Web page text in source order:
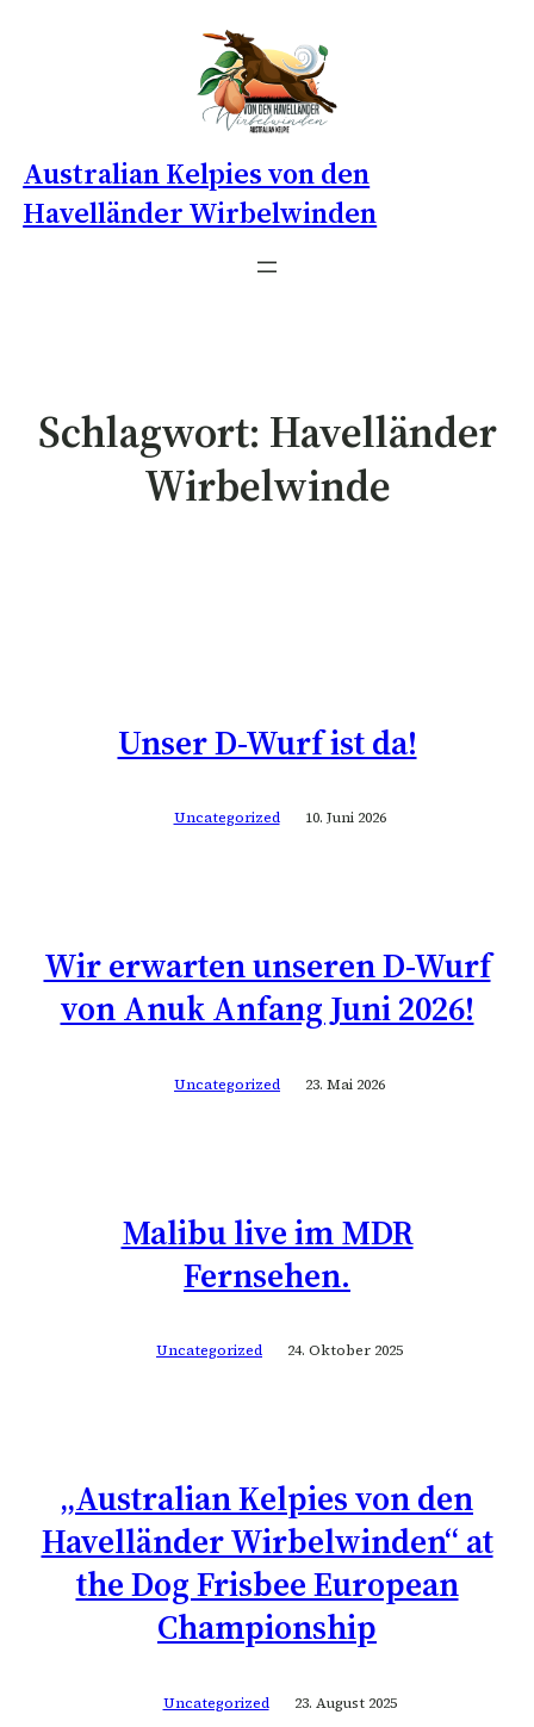
Australian Kelpies von den
Havelländer Wirbelwinden
Schlagwort: Havelländer
Wirbelwinde
Unser D-Wurf ist da!
Uncategorized 10. Juni 2026
Wir erwarten unseren D-Wurf
von Anuk Anfang Juni 2026!
Uncategorized 23. Mai 2026
Malibu live im MDR
Fernsehen.
Uncategorized 24. Oktober 2025
„Australian Kelpies von den
Havelländer Wirbelwinden“ at
the Dog Frisbee European
Championship
Uncategorized 23. August 2025